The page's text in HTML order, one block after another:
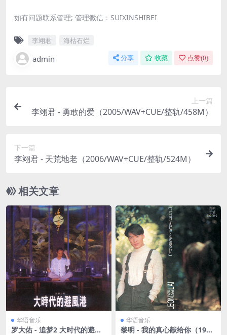
如有问题联系管理; 管理微信：SUIXINSHIBEI
李翊君 海枯石烂
admin 分享 收藏 点赞(0)
上一篇
李翊君 - 勇敢的爱（2005/WAV+CUE/整轨/458M）
下一篇
李翊君 - 天荒地老（2006/WAV+CUE/整轨/524M）
相关文章
华语音乐
罗大佑 - 追梦2 大时代的避风
华语音乐
黎明 - 我的真心献给你（199